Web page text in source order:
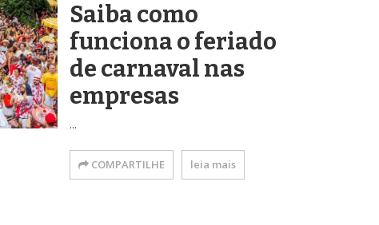
Saiba como
funciona o feriado
de carnaval nas
empresas
...
COMPARTILHE leia mais